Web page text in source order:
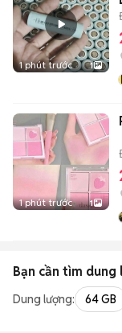
1 phút trước 1
1 phút trước 1
Bạn cần tìm dung
Dung lượng: 64 GB